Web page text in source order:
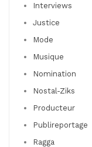
Interviews
Justice
Mode
Musique
Nomination
Nostal-Ziks
Producteur
Publireportage
Ragga